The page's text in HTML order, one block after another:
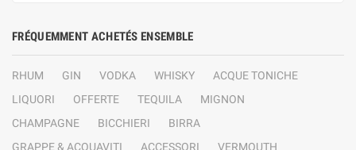
FRÉQUEMMENT ACHETÉS ENSEMBLE
RHUM GIN VODKA WHISKY
ACQUE TONICHE
LIQUORI
OFFERTE TEQUILA
MIGNON
CHAMPAGNE
BICCHIERI
BIRRA
GRAPPE & ACQUAVITI
ACCESSORI
VERMOUTH